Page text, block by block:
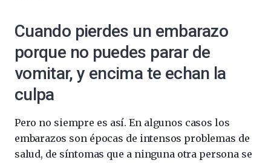
Cuando pierdes un embarazo
porque no puedes parar de
vomitar, y encima te echan la
culpa
Pero no siempre es así. En algunos casos los
embarazos son épocas de intensos problemas de
salud, de síntomas que a ninguna otra persona se